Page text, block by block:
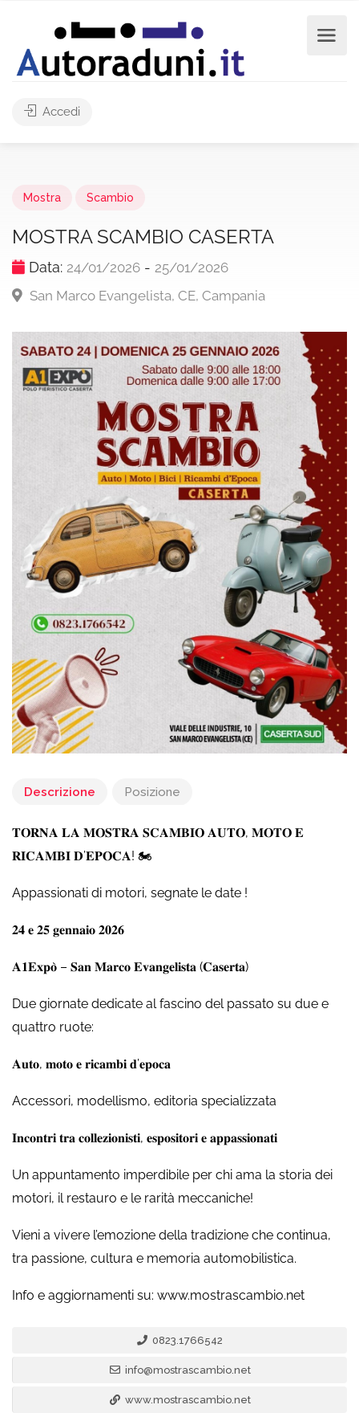
Accedi
Mostra Scambio
MOSTRA SCAMBIO CASERTA
Data: 24/01/2026 - 25/01/2026
San Marco Evangelista, CE, Campania
Descrizione Posizione
𝐓𝐎𝐑𝐍𝐀 𝐋𝐀 𝐌𝐎𝐒𝐓𝐑𝐀 𝐒𝐂𝐀𝐌𝐁𝐈𝐎 𝐀𝐔𝐓𝐎, 𝐌𝐎𝐓𝐎 𝐄
𝐑𝐈𝐂𝐀𝐌𝐁𝐈 𝐃’𝐄𝐏𝐎𝐂𝐀! 🏍️
Appassionati di motori, segnate le date !
𝟐𝟒 𝐞 𝟐𝟓 𝐠𝐞𝐧𝐧𝐚𝐢𝐨 𝟐𝟎𝟐𝟔
𝐀𝟏𝐄𝐱𝐩𝐨̀ – 𝐒𝐚𝐧 𝐌𝐚𝐫𝐜𝐨 𝐄𝐯𝐚𝐧𝐠𝐞𝐥𝐢𝐬𝐭𝐚 (𝐂𝐚𝐬𝐞𝐫𝐭𝐚)
Due giornate dedicate al fascino del passato su due e
quattro ruote:
𝐀𝐮𝐭𝐨, 𝐦𝐨𝐭𝐨 𝐞 𝐫𝐢𝐜𝐚𝐦𝐛𝐢 𝐝’𝐞𝐩𝐨𝐜𝐚
Accessori, modellismo, editoria specializzata
𝐈𝐧𝐜𝐨𝐧𝐭𝐫𝐢 𝐭𝐫𝐚 𝐜𝐨𝐥𝐥𝐞𝐳𝐢𝐨𝐧𝐢𝐬𝐭𝐢, 𝐞𝐬𝐩𝐨𝐬𝐢𝐭𝐨𝐫𝐢 𝐞 𝐚𝐩𝐩𝐚𝐬𝐬𝐢𝐨𝐧𝐚𝐭𝐢
Un appuntamento imperdibile per chi ama la storia dei
motori, il restauro e le rarità meccaniche!
Vieni a vivere l’emozione della tradizione che continua,
tra passione, cultura e memoria automobilistica.
Info e aggiornamenti su: www.mostrascambio.net
0823.1766542
info@mostrascambio.net
www.mostrascambio.net